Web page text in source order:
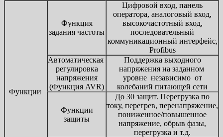
Функции
Функция
задания частоты
Цифровой вход, панель
оператора, аналоговый вход,
высокочастотный вход,
последовательный
коммуникационный интерфейс,
Profibus
Автоматическая
регулировка
напряжения
(Функция AVR)
Поддержка выходного
напряжения на заданном
уровне независимо от
колебаний питающей сети
Функции
защиты
До 30 защит. Перегрузка по
току, перегрев, перенапряжение,
пониженное/повышенное
напряжение, обрыв фазы,
перегрузка и т.д.